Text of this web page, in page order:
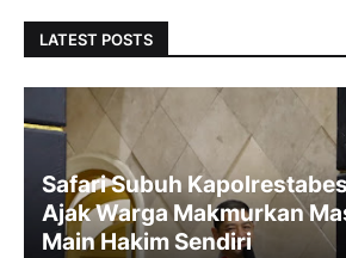
LATEST POSTS
Safari Subuh
Ajak Warga Makmurkan
Main Hakim Sendiri